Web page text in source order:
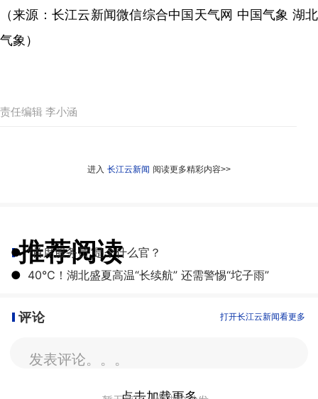
（来源：长江云新闻微信综合中国天气网 中国气象 湖北
气象）
责任编辑 李小涵
进入 长江云新闻 阅读更多精彩内容>>
推荐阅读
● “首席服务员”是个什么官？
● 40℃！湖北盛夏高温“长续航” 还需警惕“坨子雨”
评论 打开长江云新闻看更多
发表评论。。。